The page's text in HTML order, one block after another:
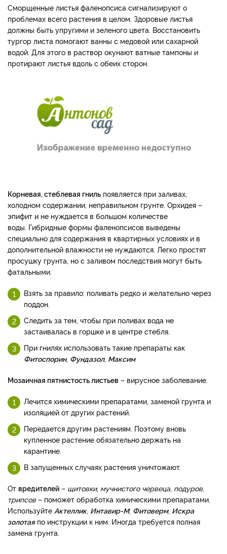
Сморщенные листья фаленопсиса сигнализируют о
проблемах всего растения в целом. Здоровые листья
должны быть упругими и зеленого цвета. Восстановить
тургор листа помогают ванны с медовой или сахарной
водой. Для этого в раствор окунают ватные тампоны и
протирают листья вдоль с обеих сторон.
Корневая, стеблевая гниль появляется при заливах,
холодном содержании, неправильном грунте. Орхидея –
эпифит и не нуждается в большом количестве
воды. Гибридные формы фаленопсисов выведены
специально для содержания в квартирных условиях и в
дополнительной влажности не нуждаются. Легко простят
просушку грунта, но с заливом последствия могут быть
фатальными.
Взять за правило: поливать редко и желательно через
поддон.
Следить за тем, чтобы при поливах вода не
застаивалась в горшке и в центре стебля.
При гнилях использовать такие препараты как
Фитоспорин, Фундазол, Максим
Мозаичная пятнистость листьев – вирусное заболевание.
Лечится химическими препаратами, заменой грунта и
изоляцией от других растений.
Передается другим растениям. Поэтому вновь
купленное растение обязательно держать на
карантине.
В запущенных случаях растения уничтожают.
От вредителей – щитовки, мучнистого червеца, подуров,
трипсов – поможет обработка химическими препаратами.
Используйте Актеллик, Интавир-М, Фитоверм, Искра
золотаяпо инструкции к ним. Иногда требуется полная
замена грунта.